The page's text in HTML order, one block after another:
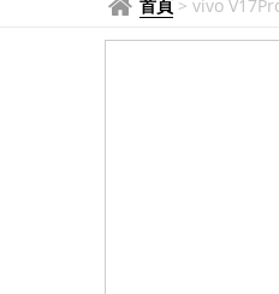
首頁 > vivo